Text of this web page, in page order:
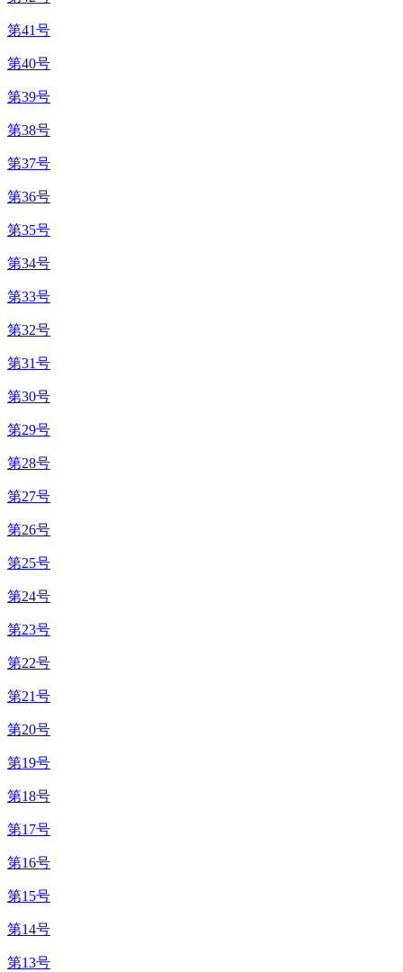
第41号
第40号
第39号
第38号
第37号
第36号
第35号
第34号
第33号
第32号
第31号
第30号
第29号
第28号
第27号
第26号
第25号
第24号
第23号
第22号
第21号
第20号
第19号
第18号
第17号
第16号
第15号
第14号
第13号